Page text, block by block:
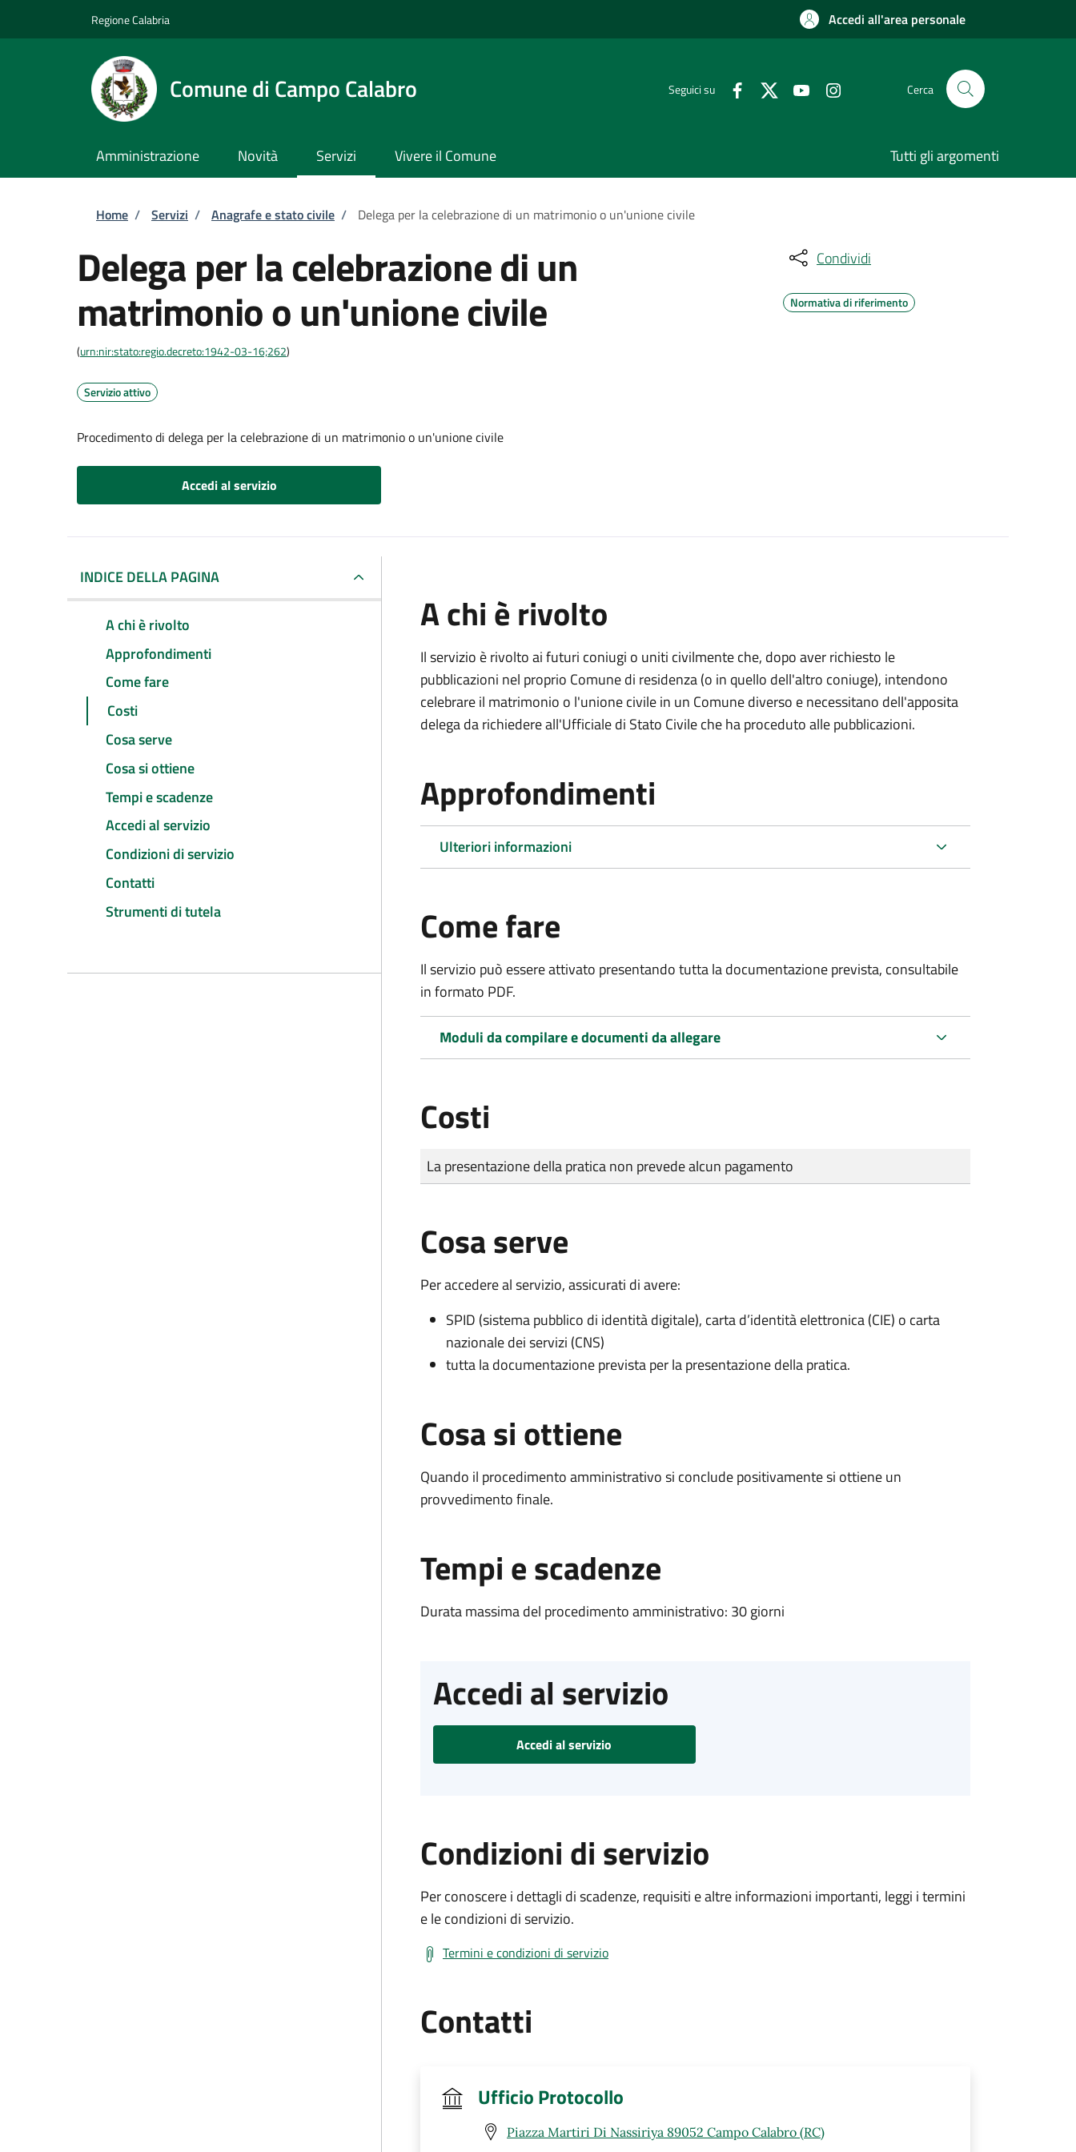
Regione Calabria Accedi all'area personale
Comune di Campo Calabro Seguici su Cerca
Amministrazione Novità Servizi Vivere il Comune Tutti gli argomenti
Briciole di pane
Home / Servizi / Anagrafe e stato civile / Delega per la celebrazione di un matrimonio o un'unione civile
Delega per la celebrazione di un
matrimonio o un'unione civile
(urn:nir:stato:regio.decreto:1942-03-16;262)
Servizio attivo
Procedimento di delega per la celebrazione di un matrimonio o un'unione civile
Accedi al servizio
Condividi
Normativa di riferimento
INDICE DELLA PAGINA
A chi è rivolto
Approfondimenti
Come fare
Costi
Cosa serve
Cosa si ottiene
Tempi e scadenze
Accedi al servizio
Condizioni di servizio
Contatti
Strumenti di tutela
A chi è rivolto
Il servizio è rivolto ai futuri coniugi o uniti civilmente che, dopo aver richiesto le
pubblicazioni nel proprio Comune di residenza (o in quello dell'altro coniuge), intendono
celebrare il matrimonio o l'unione civile in un Comune diverso e necessitano dell'apposita
delega da richiedere all'Ufficiale di Stato Civile che ha proceduto alle pubblicazioni.
Approfondimenti
Ulteriori informazioni
Come fare
Il servizio può essere attivato presentando tutta la documentazione prevista, consultabile
in formato PDF.
Moduli da compilare e documenti da allegare
Costi
Tipo di pagamento
Importo
La presentazione della pratica non prevede alcun pagamento
Cosa serve
Per accedere al servizio, assicurati di avere:
SPID (sistema pubblico di identità digitale), carta d’identità elettronica (CIE) o carta
nazionale dei servizi (CNS)
tutta la documentazione prevista per la presentazione della pratica.
Cosa si ottiene
Quando il procedimento amministrativo si conclude positivamente si ottiene un
provvedimento finale.
Tempi e scadenze
Durata massima del procedimento amministrativo: 30 giorni
Accedi al servizio
Accedi al servizio
Condizioni di servizio
Per conoscere i dettagli di scadenze, requisiti e altre informazioni importanti, leggi i termini
e le condizioni di servizio.
Termini e condizioni di servizio
Contatti
Ufficio Protocollo
Piazza Martiri Di Nassiriya 89052 Campo Calabro (RC)